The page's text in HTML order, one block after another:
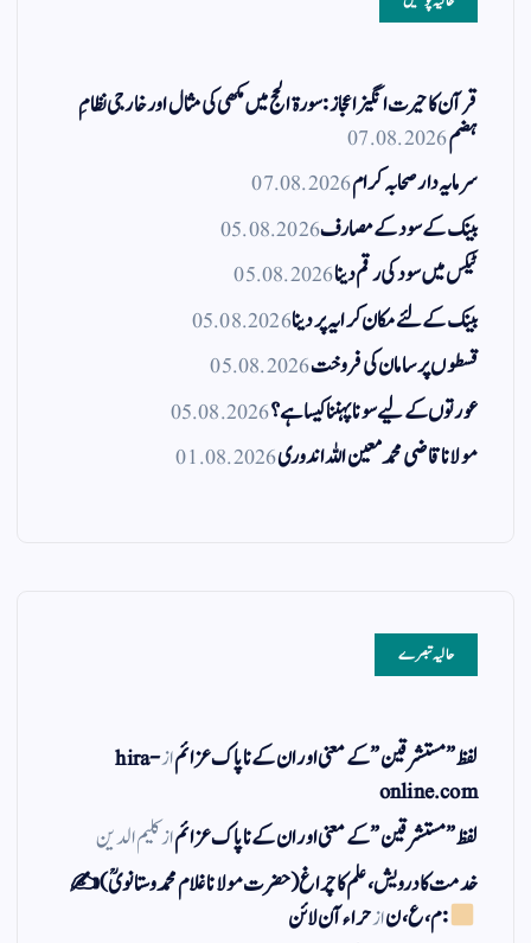
قرآن کا حیرت انگیز اعجاز: سورۃ الحج میں مکھی کی مثال اور خارجی نظامِ
ہضم07.08.2026
سرمایہ دار صحابہ کرام07.08.2026
بینک کے سود کے مصارف05.08.2026
ٹیکس میں سود کی رقم دینا05.08.2026
بینک کے لئے مکان کرایہ پر دینا05.08.2026
قسطوں پر سامان کی فروخت05.08.2026
عورتوں کے لیے سونا پہننا کیسا ہے؟05.08.2026
مولانا قاضی محمد معین اللہ اندوری01.08.2026
حالیہ تبصرے
لفظ ” مستشرقین ” کے معنی اور ان کے نا پاک عزائمازhira-
online.com
لفظ ” مستشرقین ” کے معنی اور ان کے نا پاک عزائمازکلیم الدین
خدمت کا درویش، علم کا چراغ(حضرت مولانا غلام محمد وستانویؒ)✍
: م ، ع ، نازحراء آن لائن